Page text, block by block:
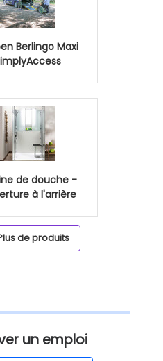
Berlingo Maxi
de douche -
à l'arrière
de produits
un emploi